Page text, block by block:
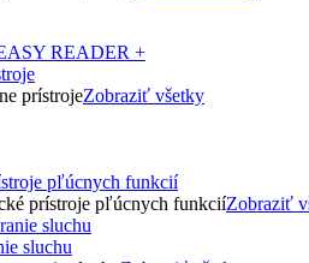
prístrojeZobraziť všetky
pľúcnych funkcií
prístroje pľúcnych funkciíZobraziť
sluchu